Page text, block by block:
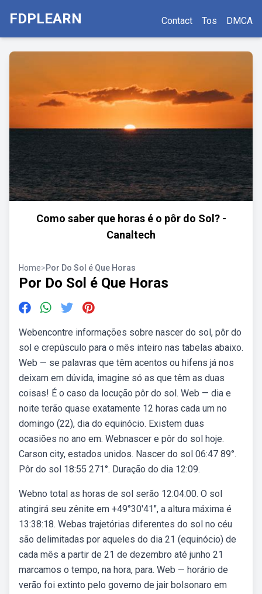
FDPLEARN Contact Tos DMCA
Como saber que horas é o pôr do Sol? -
Canaltech
Home>Por Do Sol é Que Horas
Por Do Sol é Que Horas
Webencontre informações sobre nascer do sol, pôr do
sol e crepúsculo para o mês inteiro nas tabelas abaixo.
Web — se palavras que têm acentos ou hifens já nos
deixam em dúvida, imagine só as que têm as duas
coisas! É o caso da locução pôr do sol. Web — dia e
noite terão quase exatamente 12 horas cada um no
domingo (22), dia do equinócio. Existem duas
ocasiões no ano em. Webnascer e pôr do sol hoje.
Carson city, estados unidos. Nascer do sol 06:47 89°.
Pôr do sol 18:55 271°. Duração do dia 12:09.
Webno total as horas de sol serão 12:04:00. O sol
atingirá seu zênite em +49°30′41″, a altura máxima é
13:38:18. Webas trajetórias diferentes do sol no céu
são delimitadas por aqueles do dia 21 (equinócio) de
cada mês a partir de 21 de dezembro até junho 21
marcamos o tempo, na hora, para. Web — horário de
verão foi extinto pelo governo de jair bolsonaro em